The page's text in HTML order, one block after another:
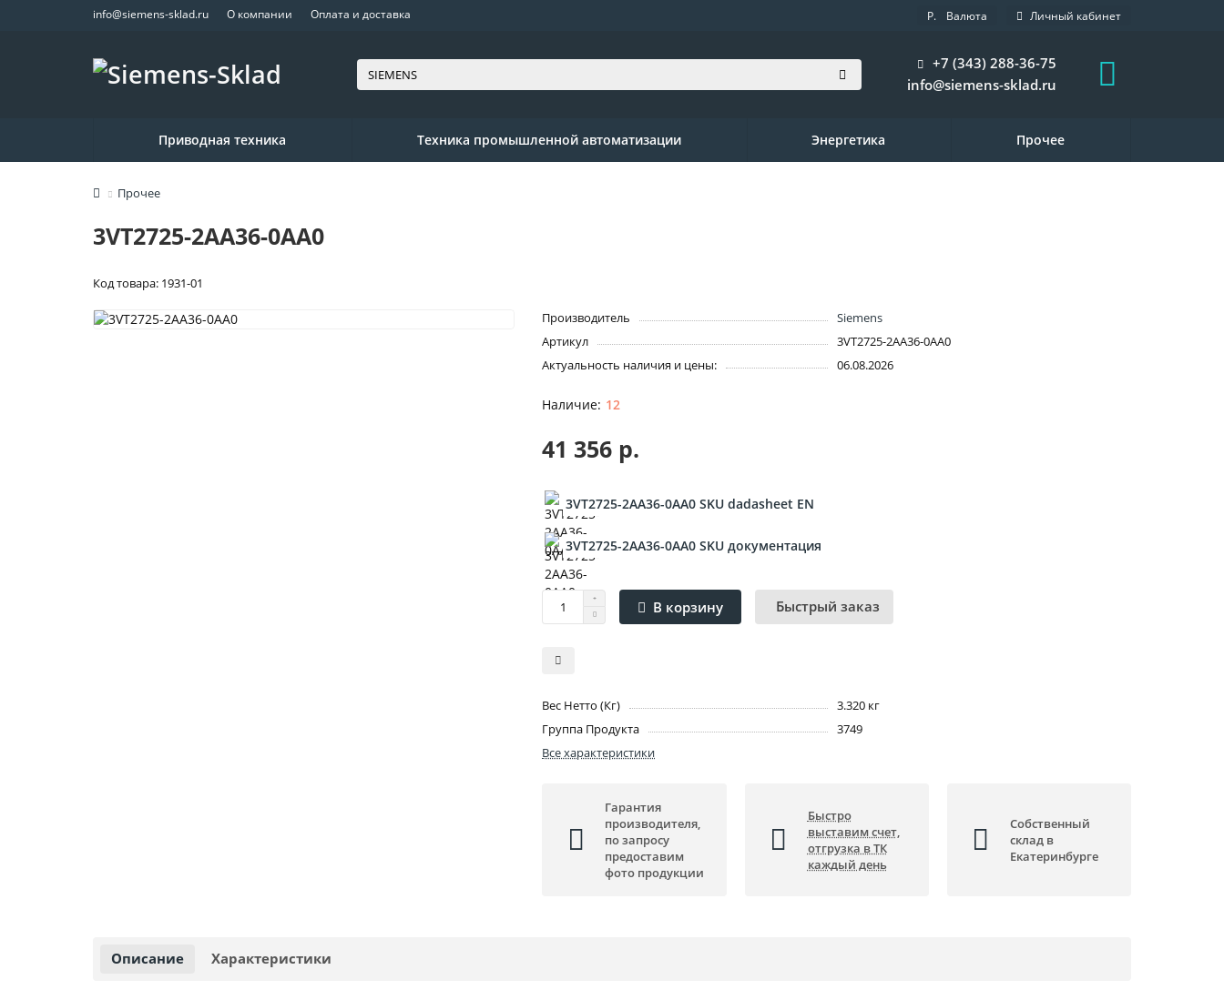
info@siemens-sklad.ru О компании Оплата и доставка Р. Валюта Личный кабинет
+7 (343) 288-36-75
info@siemens-sklad.ru
Приводная техника Техника промышленной автоматизации Энергетика Прочее
Прочее
3VT2725-2AA36-0AA0
Код товара: 1931-01
Производитель
Siemens
Артикул
3VT2725-2AA36-0AA0
Актуальность наличия и цены:
06.08.2026
12
41 356 р.
3VT2725-2AA36-0AA0 SKU dadasheet EN
3VT2725-2AA36-0AA0 SKU документация
В корзину Быстрый заказ
Вес Нетто (Кг)
3.320 кг
Группа Продукта
3749
Все характеристики
Гарантия
производителя,
по запросу
предоставим
фото продукции
Быстро
выставим счет,
отгрузка в ТК
каждый день
Собственный
склад в
Екатеринбурге
Описание Характеристики